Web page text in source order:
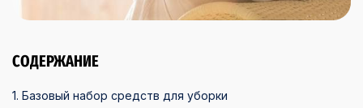
СОДЕРЖАНИЕ
1. Базовый набор средств для уборки